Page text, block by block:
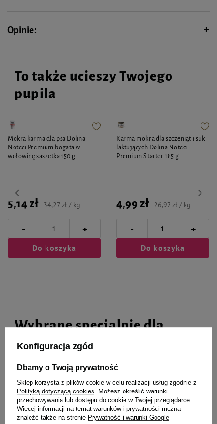
Rozmiar:ok. 8 cm
Opinie:
To także ucieszy Twojego
pupila
Mokra karma dla psa Dolina
Noteci Premium bogata w
wołowinę saszetka 150 g
5,14 zł 34,27 zł / kg
- +
Do koszyka
Karma mokra dla szczeniąt i suk
laktujących Dolina Noteci
Premium Starter 185 g
4,99 zł 26,97 zł / kg
- +
Do koszyka
Wybrane specjalnie dla
Ciebie i Twojego czworonoga
D&D Farmer Pollie z kocimiętką
9 cm
Zabawka dla kota D&D Farmer
Andie z Kocimiętką
Konfiguracja zgód
Dbamy o Twoją prywatność
Sklep korzysta z plików cookie w celu realizacji usług zgodnie z
Polityką dotyczącą cookies. Możesz określić warunki
przechowywania lub dostępu do cookie w Twojej przeglądarce.
Więcej informacji na temat warunków i prywatności można
znaleźć także na stronie Prywatność i warunki Google.